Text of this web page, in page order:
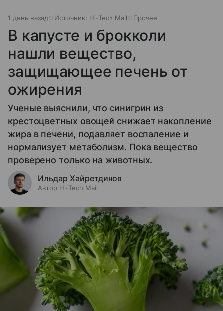
1 день назад Источник: Hi-Tech Mail Прочее
В капусте и брокколи
нашли вещество,
защищающее печень от
ожирения
Ученые выяснили, что синигрин из
крестоцветных овощей снижает накопление
жира в печени, подавляет воспаление и
нормализует метаболизм. Пока вещество
проверено только на животных.
Ильдар Хайретдинов
Автор Hi-Tech Mail